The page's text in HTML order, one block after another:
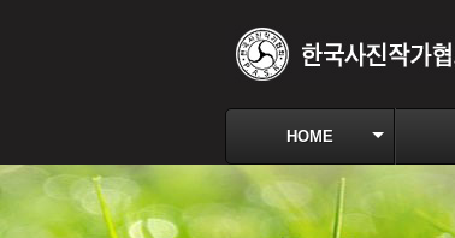
HOME